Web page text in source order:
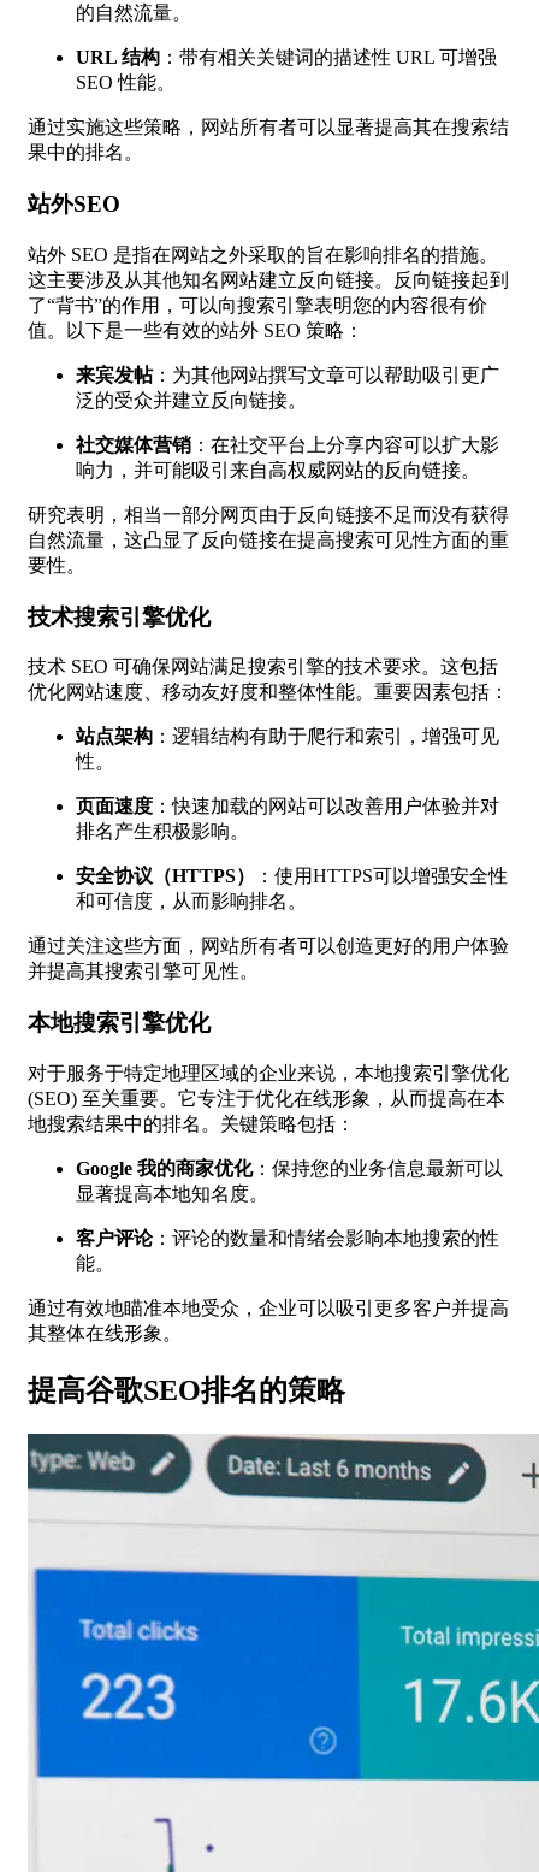
的自然流量。
URL 结构 ：带有相关关键词的描述性 URL 可增强
SEO 性能。
通过实施这些策略，网站所有者可以显著提高其在搜索结
果中的排名。
站外SEO
站外 SEO 是指在网站之外采取的旨在影响排名的措施。
这主要涉及从其他知名网站建立反向链接。反向链接起到
了“背书”的作用，可以向搜索引擎表明您的内容很有价
值。以下是一些有效的站外 SEO 策略：
来宾发帖：为其他网站撰写文章可以帮助吸引更广
泛的受众并建立反向链接。
社交媒体营销 ：在社交平台上分享内容可以扩大影
响力，并可能吸引来自高权威网站的反向链接。
研究表明，相当一部分网页由于反向链接不足而没有获得
自然流量，这凸显了反向链接在提高搜索可见性方面的重
要性。
技术搜索引擎优化
技术 SEO 可确保网站满足搜索引擎的技术要求。这包括
优化网站速度、移动友好度和整体性能。重要因素包括：
站点架构 ：逻辑结构有助于爬行和索引，增强可见
性。
页面速度 ：快速加载的网站可以改善用户体验并对
排名产生积极影响。
安全协议（HTTPS）
：使用HTTPS可以增强安全性
和可信度，从而影响排名。
通过关注这些方面，网站所有者可以创造更好的用户体验
并提高其搜索引擎可见性。
本地搜索引擎优化
对于服务于特定地理区域的企业来说，本地搜索引擎优化
(SEO) 至关重要。它专注于优化在线形象，从而提高在本
地搜索结果中的排名。关键策略包括：
Google 我的商家优化：保持您的业务信息最新可以
显著提高本地知名度。
客户评论：评论的数量和情绪会影响本地搜索的性
能。
通过有效地瞄准本地受众，企业可以吸引更多客户并提高
其整体在线形象。
提高谷歌SEO排名的策略